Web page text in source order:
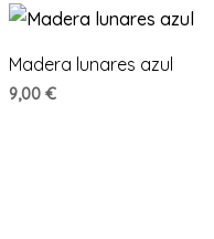
Madera lunares azul
9,00 €